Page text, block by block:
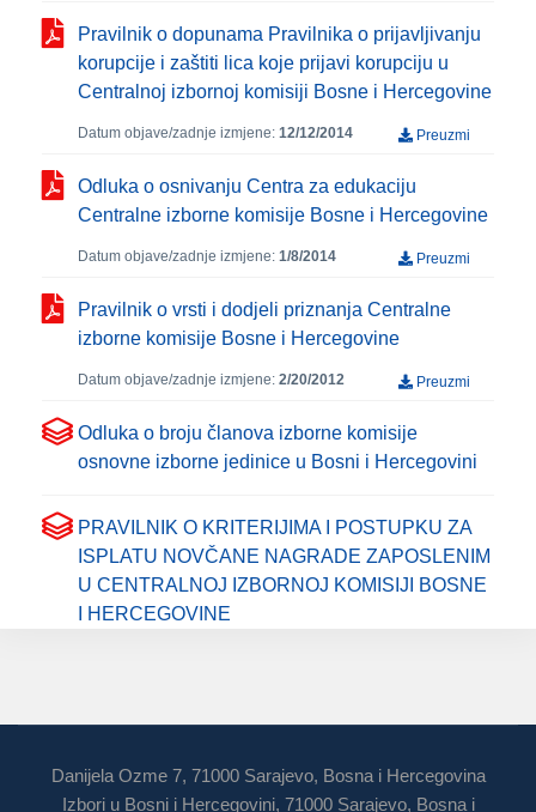
Pravilnik o dopunama Pravilnika o prijavljivanju
korupcije i zaštiti lica koje prijavi korupciju u
Centralnoj izbornoj komisiji Bosne i Hercegovine
Datum objave/zadnje izmjene: 12/12/2014 Preuzmi
Odluka o osnivanju Centra za edukaciju
Centralne izborne komisije Bosne i Hercegovine
Datum objave/zadnje izmjene: 1/8/2014 Preuzmi
Pravilnik o vrsti i dodjeli priznanja Centralne
izborne komisije Bosne i Hercegovine
Datum objave/zadnje izmjene: 2/20/2012 Preuzmi
Odluka o broju članova izborne komisije
osnovne izborne jedinice u Bosni i Hercegovini
PRAVILNIK O KRITERIJIMA I POSTUPKU ZA
ISPLATU NOVČANE NAGRADE ZAPOSLENIM
U CENTRALNOJ IZBORNOJ KOMISIJI BOSNE
I HERCEGOVINE
Danijela Ozme 7, 71000 Sarajevo, Bosna i Hercegovina
Izbori u Bosni i Hercegovini, 71000 Sarajevo, Bosna i